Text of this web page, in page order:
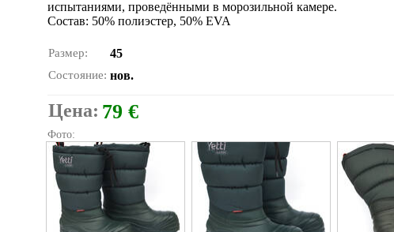
испытаниями, проведёнными в морозильной камере.
Cостав: 50% полиэстер, 50% EVA
Размер: 45
Состояние: нов.
Цена: 79 €
Фото: